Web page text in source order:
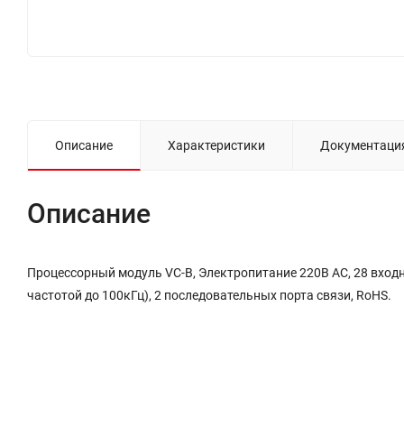
Описание Характеристики
Описание
Процессорный модуль VC-B, Электропитание 220В AC, 28
частотой до 100кГц), 2 последовательных порта связи, RoHS.